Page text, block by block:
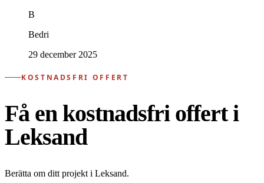
B
Bedri
29 december 2025
KOSTNADSFRI OFFERT
Få en kostnadsfri offert i
Leksand
Berätta om ditt projekt i Leksand.